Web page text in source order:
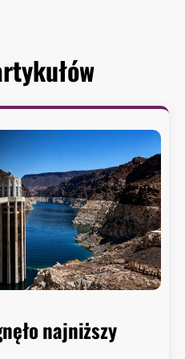
najniższy